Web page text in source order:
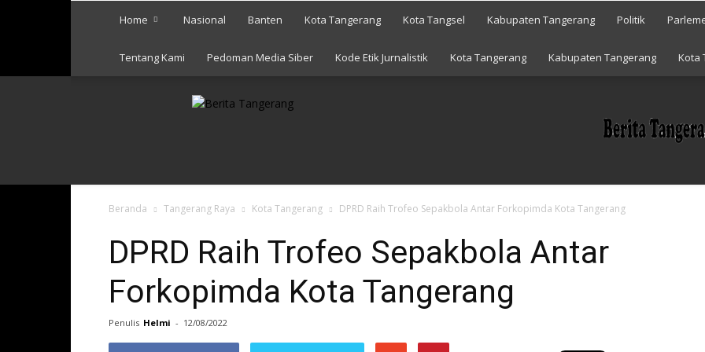
Home Nasional Banten Kota Tangerang Kota Tangsel Kabupaten Tangerang Politik
Tentang Kami Pedoman Media Siber Kode Etik Jurnalistik Kota Tangerang Kabupaten Tangerang Kota
Beranda Tangerang Raya Kota Tangerang DPRD Raih Trofeo Sepakbola Antar Forkopimda Kota Tangerang
DPRD Raih Trofeo Sepakbola Antar
Forkopimda Kota Tangerang
Penulis Helmi - 12/08/2022